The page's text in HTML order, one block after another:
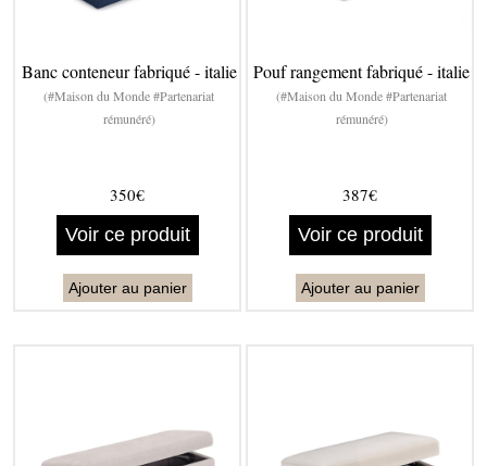
Banc conteneur fabriqué - italie
(#Maison du Monde #Partenariat
rémunéré)
350€
Voir ce produit
Ajouter au panier
Pouf rangement fabriqué - italie
(#Maison du Monde #Partenariat
rémunéré)
387€
Voir ce produit
Ajouter au panier